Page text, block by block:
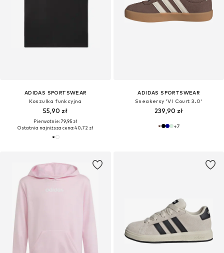
ADIDAS SPORTSWEAR
Koszulka funkcyjna
55,90 zł
Pierwotnie: 79,95 zł
Ostatnia najniższa cena:40,72 zł
ADIDAS SPORTSWEAR
Sneakersy 'VI Court 3.0'
239,90 zł
+7